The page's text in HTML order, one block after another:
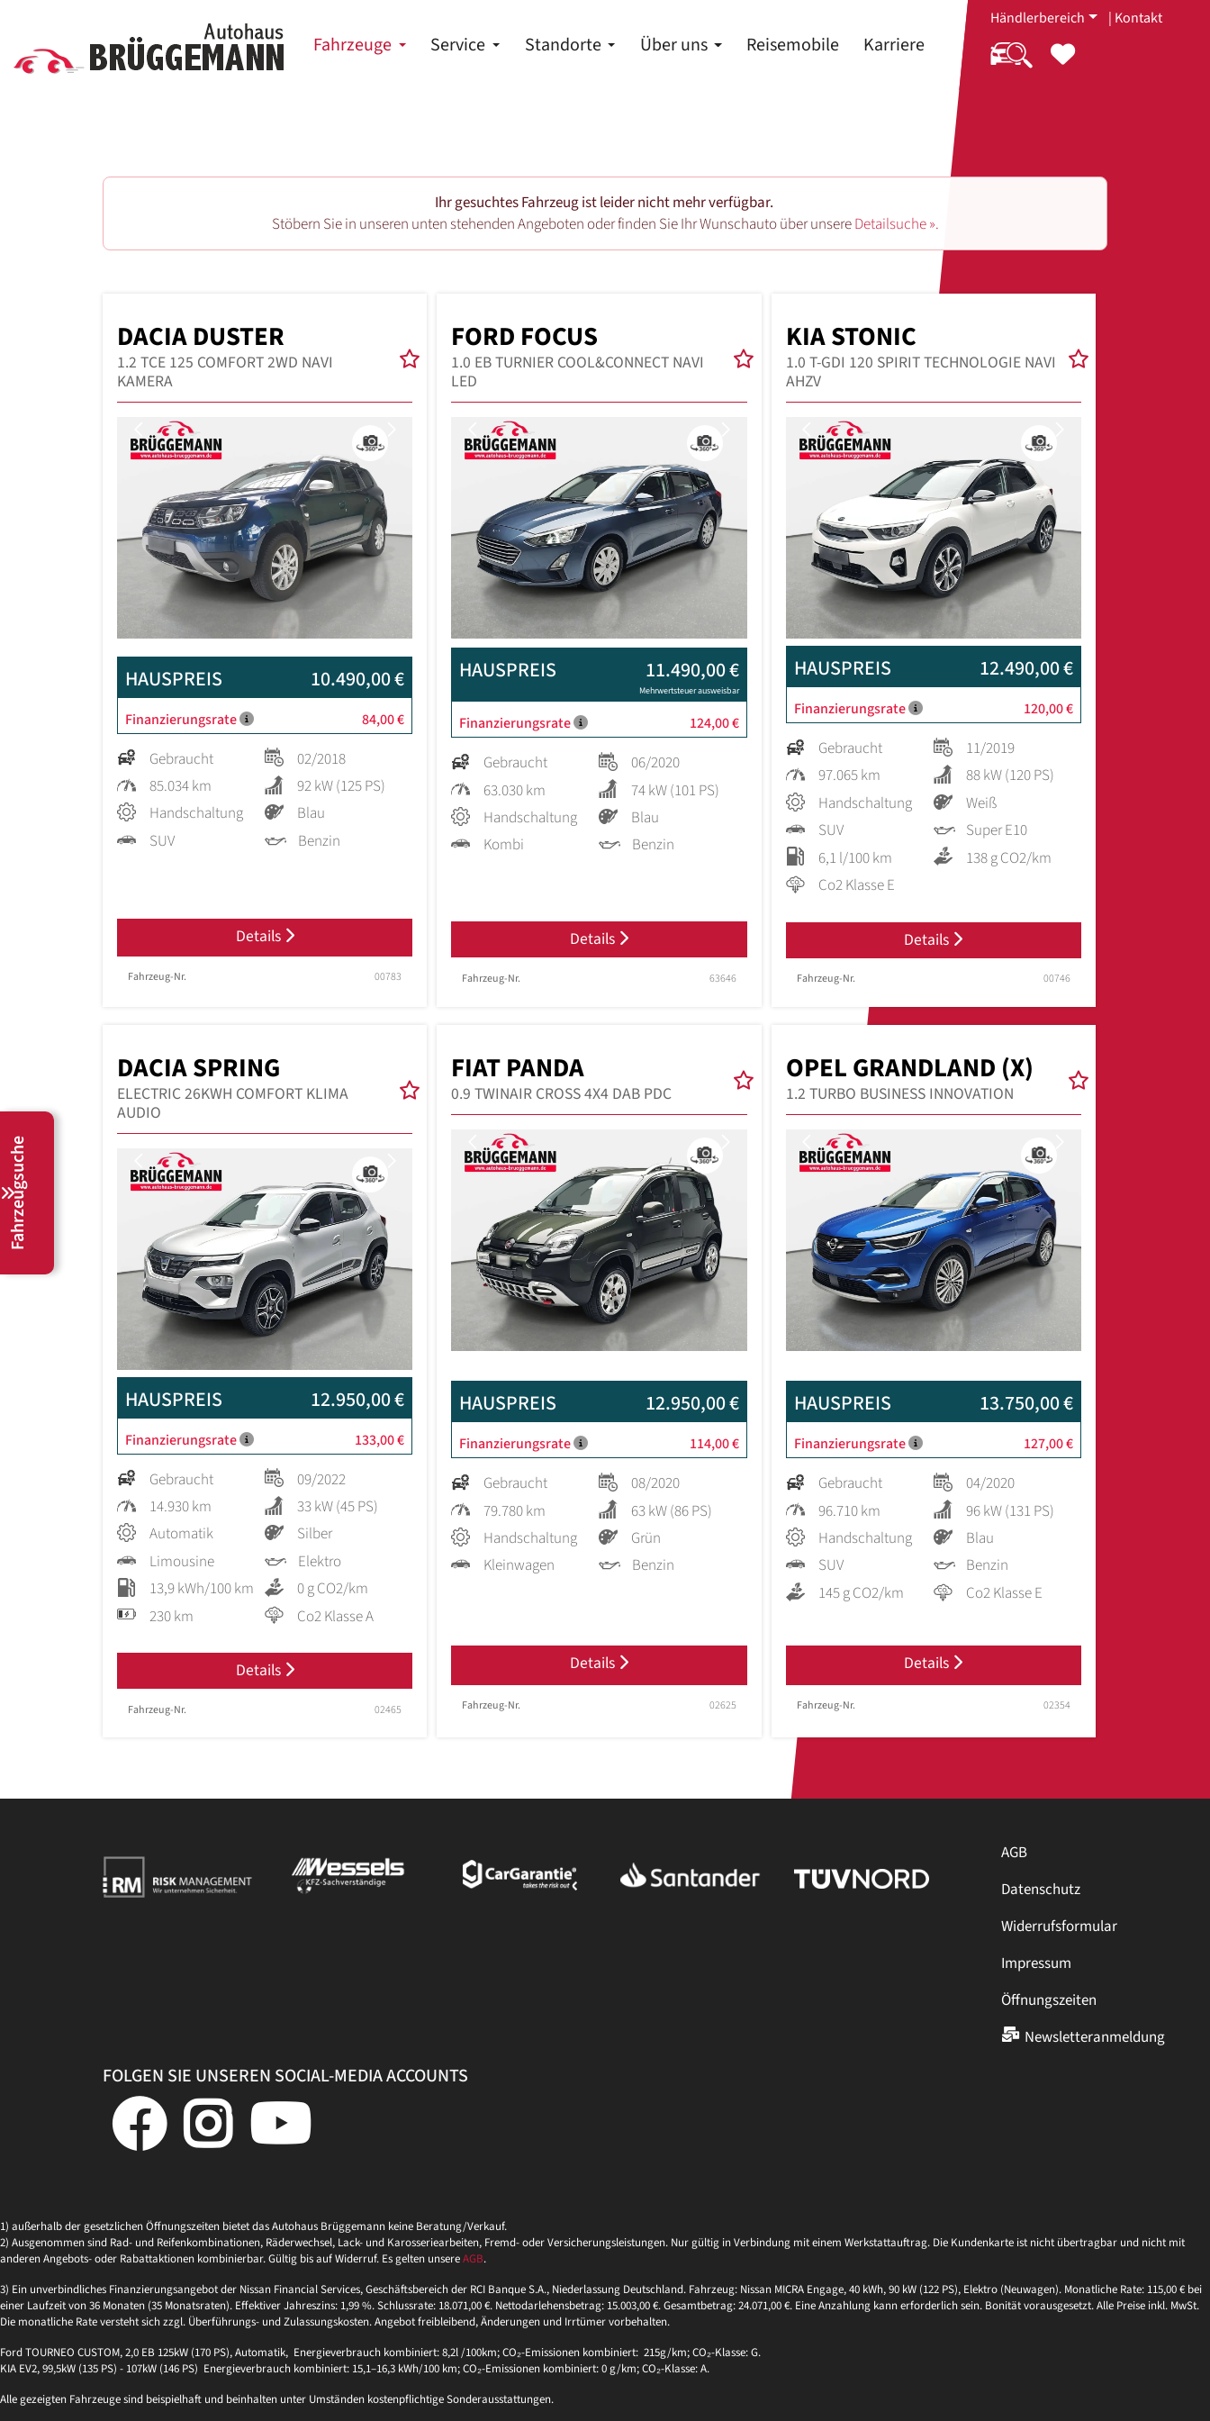
Fahrzeuge Service Standorte Über uns Reisemobile Karriere
Händlerbereich | Kontakt
Ihr gesuchtes Fahrzeug ist leider nicht mehr verfügbar.
Stöbern Sie in unseren unten stehenden Angeboten oder finden Sie Ihr Wunschauto über unsereDetailsuche ».
DACIA DUSTER
1.2 TCE 125 COMFORT 2WD NAVI
KAMERA
Previous
HAUSPREIS 10.490,00 €
Finanzierungsrate 84,00 €
Gebraucht
02/2018
85.034 km
92 kW (125 PS)
Handschaltung
Blau
SUV
Benzin
Details
Fahrzeug-Nr. 00783
FORD FOCUS
1.0 EB TURNIER COOL&CONNECT NAVI
LED
Previous
HAUSPREIS 11.490,00 €
Mehrwertsteuer ausweisbar
Finanzierungsrate 124,00 €
Gebraucht
06/2020
63.030 km
74 kW (101 PS)
Handschaltung
Blau
Kombi
Benzin
Details
Fahrzeug-Nr. 63646
KIA STONIC
1.0 T-GDI 120 SPIRIT TECHNOLOGIE NAVI
AHZV
Previous
HAUSPREIS 12.490,00 €
Finanzierungsrate 120,00 €
Gebraucht
11/2019
97.065 km
88 kW (120 PS)
Handschaltung
Weiß
SUV
Super E10
6,1 l/100 km
138 g CO2/km
Co2 Klasse E
Details
Fahrzeug-Nr. 00746
DACIA SPRING
ELECTRIC 26KWH COMFORT KLIMA
AUDIO
Previous
HAUSPREIS 12.950,00 €
Finanzierungsrate 133,00 €
Gebraucht
09/2022
14.930 km
33 kW (45 PS)
Automatik
Silber
Limousine
Elektro
13,9 kWh/100 km
0 g CO2/km
230 km
Co2 Klasse A
Details
Fahrzeug-Nr. 02465
FIAT PANDA
0.9 TWINAIR CROSS 4X4 DAB PDC
Previous
HAUSPREIS 12.950,00 €
Finanzierungsrate 114,00 €
Gebraucht
08/2020
79.780 km
63 kW (86 PS)
Handschaltung
Grün
Kleinwagen
Benzin
Details
Fahrzeug-Nr. 02625
OPEL GRANDLAND (X)
1.2 TURBO BUSINESS INNOVATION
Previous
HAUSPREIS 13.750,00 €
Finanzierungsrate 127,00 €
Gebraucht
04/2020
96.710 km
96 kW (131 PS)
Handschaltung
Blau
SUV
Benzin
145 g CO2/km
Co2 Klasse E
Details
Fahrzeug-Nr. 02354
AGB
Datenschutz
Widerrufsformular
Impressum
Öffnungszeiten
Newsletteranmeldung
FOLGEN SIE UNSEREN SOCIAL-MEDIA ACCOUNTS
Fahrzeugsuche
1) außerhalb der gesetzlichen Öffnungszeiten bietet das Autohaus Brüggemann keine Beratung/Verkauf.
2) Ausgenommen sind Rad- und Reifenkombinationen, Räderwechsel, Lack- und Karosseriearbeiten, Fremd- oder Versicherungsleistungen. Nur gültig in Verbindung mit einem Werkstattauftrag. Die Kundenkarte ist nicht übertragbar und nicht mit
anderen Angebots- oder Rabattaktionen kombinierbar. Gültig bis auf Widerruf. Es gelten unsereAGB.
3) Ein unverbindliches Finanzierungsangebot der Nissan Financial Services, Geschäftsbereich der RCI Banque S.A., Niederlassung Deutschland. Fahrzeug: Nissan MICRA Engage, 40 kWh, 90 kW (122 PS), Elektro (Neuwagen). Monatliche Rate: 115,00 € bei
einer Laufzeit von 36 Monaten (35 Monatsraten). Effektiver Jahreszins: 1,99 %. Schlussrate: 18.071,00 €. Nettodarlehensbetrag: 15.003,00 €. Gesamtbetrag: 24.071,00 €. Eine Anzahlung kann erforderlich sein. Bonität vorausgesetzt. Alle Preise inkl. MwSt.
Die monatliche Rate versteht sich zzgl. Überführungs- und Zulassungskosten. Angebot freibleibend, Änderungen und Irrtümer vorbehalten.
Ford TOURNEO CUSTOM, 2,0 EB 125kW (170 PS), Automatik, Energieverbrauch kombiniert: 8,2l /100km; CO₂-Emissionen kombiniert: 215g/km; CO₂-Klasse: G.
KIA EV2, 99,5kW (135 PS) - 107kW (146 PS) Energieverbrauch kombiniert: 15,1–16,3 kWh/100 km; CO₂-Emissionen kombiniert: 0 g/km; CO₂-Klasse: A.
Alle gezeigten Fahrzeuge sind beispielhaft und beinhalten unter Umständen kostenpflichtige Sonderausstattungen.